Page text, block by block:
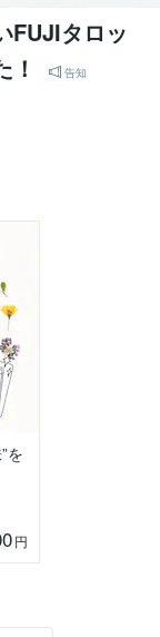
FUJIタロッ
告知
を
円